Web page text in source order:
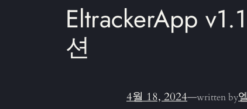
EltrackerApp
션
4월 18, 2024—written by